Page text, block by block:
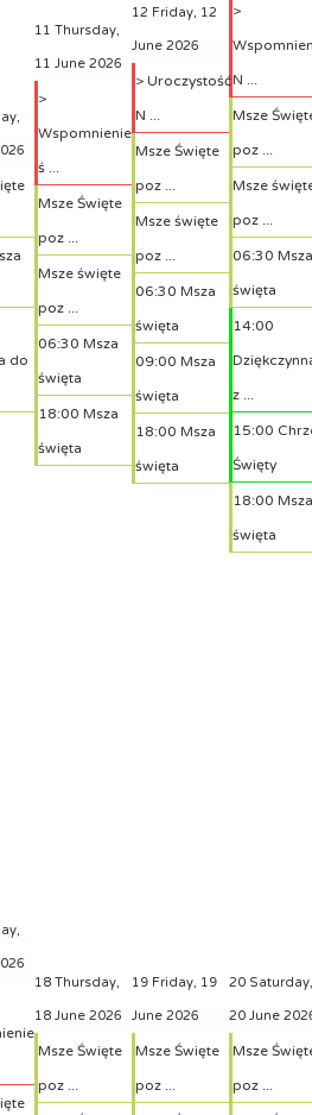
do
11 Thursday,
11 June 2026
>
Wspomnienie
ś ...
Msze Święte
poz ...
Msze święte
poz ...
06:30 Msza
święta
18:00 Msza
święta
12 Friday, 12
June 2026
> Uroczystość
N ...
Msze Święte
poz ...
Msze święte
poz ...
06:30 Msza
święta
09:00 Msza
święta
18:00 Msza
święta
>
N ...
Msze
poz ...
Msze
poz ...
06:30 Msza
święta
14:00
z ...
15:00
Święty
18:00 Msza
święta
18 Thursday,
18 June 2026
Msze Święte
poz ...
19 Friday, 19
June 2026
Msze Święte
poz ...
20 Saturday,
20 June
Msze
poz ...